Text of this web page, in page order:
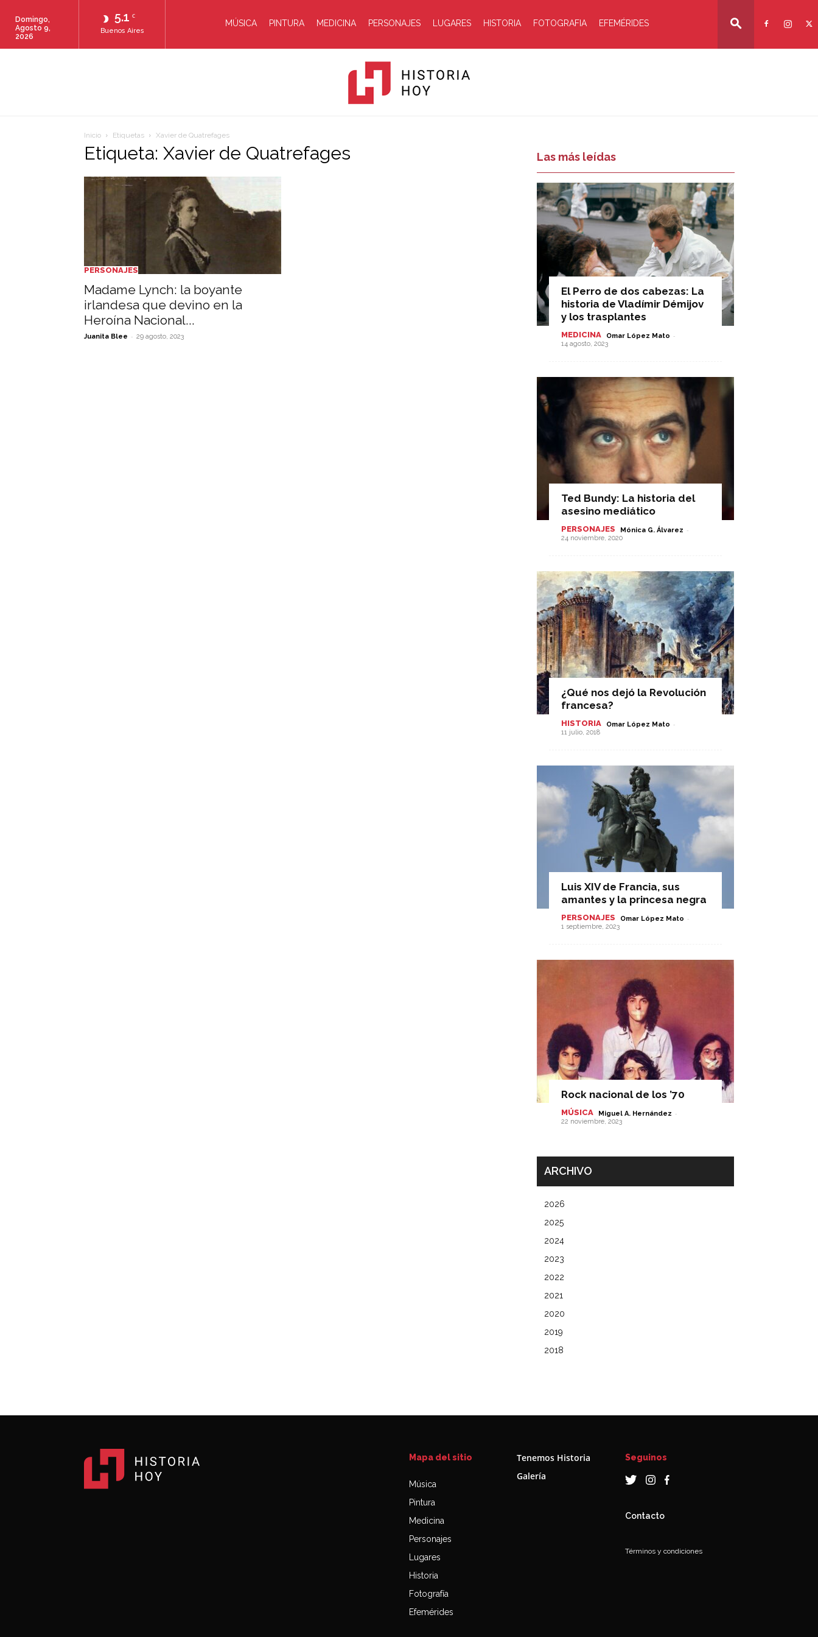
5.1 C
Buenos Aires
Domingo,
Agosto 9,
2026
MÚSICA PINTURA MEDICINA PERSONAJES LUGARES HISTORIA FOTOGRAFIA EFEMÉRIDES
Inicio Etiquetas Xavier de Quatrefages
Etiqueta: Xavier de Quatrefages
PERSONAJES
Madame Lynch: la boyante
irlandesa que devino en la
Heroína Nacional...
Juanita Blee - 29 agosto, 2023
Las más leídas
El Perro de dos cabezas: La
historia de Vladímir Démijov
y los trasplantes
MEDICINA Omar López Mato -
14 agosto, 2023
Ted Bundy: La historia del
asesino mediático
PERSONAJES Mónica G. Álvarez -
24 noviembre, 2020
¿Qué nos dejó la Revolución
francesa?
HISTORIA Omar López Mato -
11 julio, 2018
Luis XIV de Francia, sus
amantes y la princesa negra
PERSONAJES Omar López Mato -
1 septiembre, 2023
Rock nacional de los ’70
MÚSICA Miguel A. Hernández -
22 noviembre, 2023
ARCHIVO
2026
2025
2024
2023
2022
2021
2020
2019
2018
Mapa del sitio
Música
Pintura
Medicina
Personajes
Lugares
Historia
Fotografía
Efemérides
Tenemos Historia
Galería
Seguinos
Contacto
Términos y condiciones